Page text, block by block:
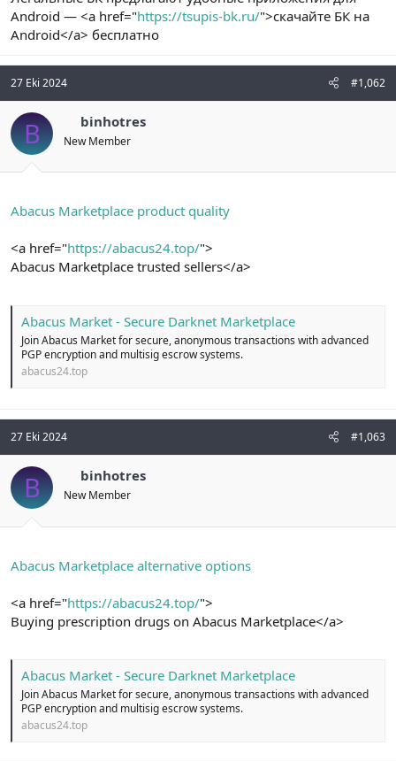
t
a
n
i
h
i
Android — <a href="https://tsupis-bk.ru/">скачайте БК на
Android</a> бесплатно
27 Eki 2024 #1,062
B binhotres
New Member
Abacus Marketplace product quality
<a href="https://abacus24.top/">
Abacus Marketplace trusted sellers</a>
Abacus Market - Secure Darknet Marketplace
Join Abacus Market for secure, anonymous transactions with advanced
PGP encryption and multisig escrow systems.
abacus24.top
27 Eki 2024 #1,063
B binhotres
New Member
Abacus Marketplace alternative options
<a href="https://abacus24.top/">
Buying prescription drugs on Abacus Marketplace</a>
Abacus Market - Secure Darknet Marketplace
Join Abacus Market for secure, anonymous transactions with advanced
PGP encryption and multisig escrow systems.
abacus24.top